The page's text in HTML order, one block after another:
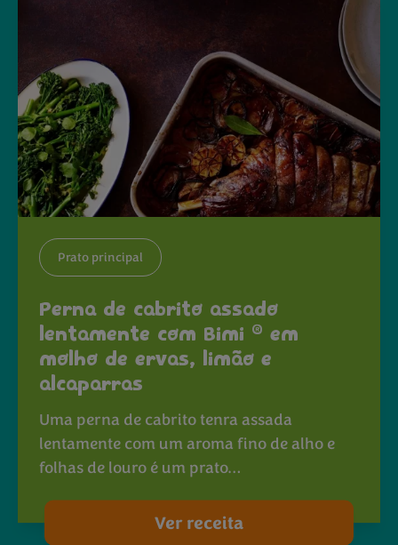
Prato principal
Perna de cabrito assado
lentamente com Bimi ® em
molho de ervas, limão e
alcaparras
Uma perna de cabrito tenra assada
lentamente com um aroma fino de alho e
folhas de louro é um prato…
Ver receita